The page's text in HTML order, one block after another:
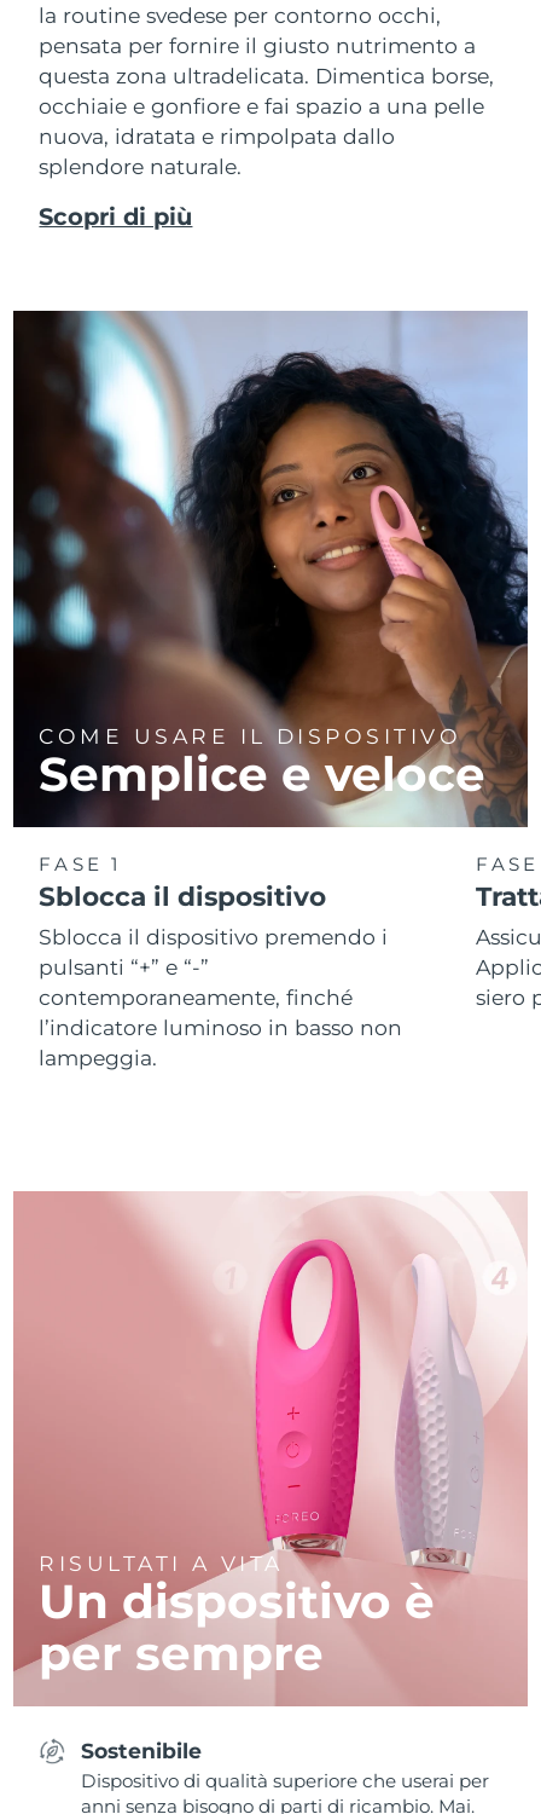
la routine svedese per contorno occhi,
pensata per fornire il giusto nutrimento a
questa zona ultradelicata. Dimentica borse,
occhiaie e gonfiore e fai spazio a una pelle
nuova, idratata e rimpolpata dallo
splendore naturale.
Scopri di più
COME USARE IL DISPOSITIVO
Semplice e veloce
FASE 1
Sblocca il dispositivo
Sblocca il dispositivo premendo i
pulsanti “+” e “-”
contemporaneamente, finché
l’indicatore luminoso in basso non
lampeggia.
siero
RISULTATI A VITA
Un dispositivo è
per sempre
Sostenibile
Dispositivo di qualità superiore che userai per
anni senza bisogno di parti di ricambio. Mai.